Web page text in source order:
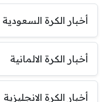
أخبار الكرة السعودية
أخبار الكرة الالمانية
أخبار الكرة الانجليزية